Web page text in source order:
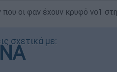
οι φαν έχουν κρυφό νο1
σχετικά με: